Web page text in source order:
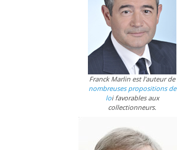
Franck Marlin est l’auteur de
nombreuses propositions de
loi favorables aux
collectionneurs.